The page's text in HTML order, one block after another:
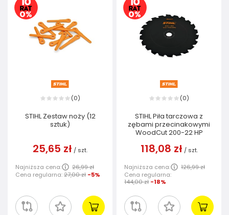
(0)
STIHL Zestaw noży (12
sztuk)
25,65 zł / szt.
Najniższa cena:
26,99 zł
Cena regularna:27,00 zł -5%
(0)
STIHL Piła tarczowa z
zębami przecinakowymi
WoodCut 200-22 HP
118,08 zł / szt.
Najniższa cena:
126,99 zł
Cena regularna:
144,00 zł -18%